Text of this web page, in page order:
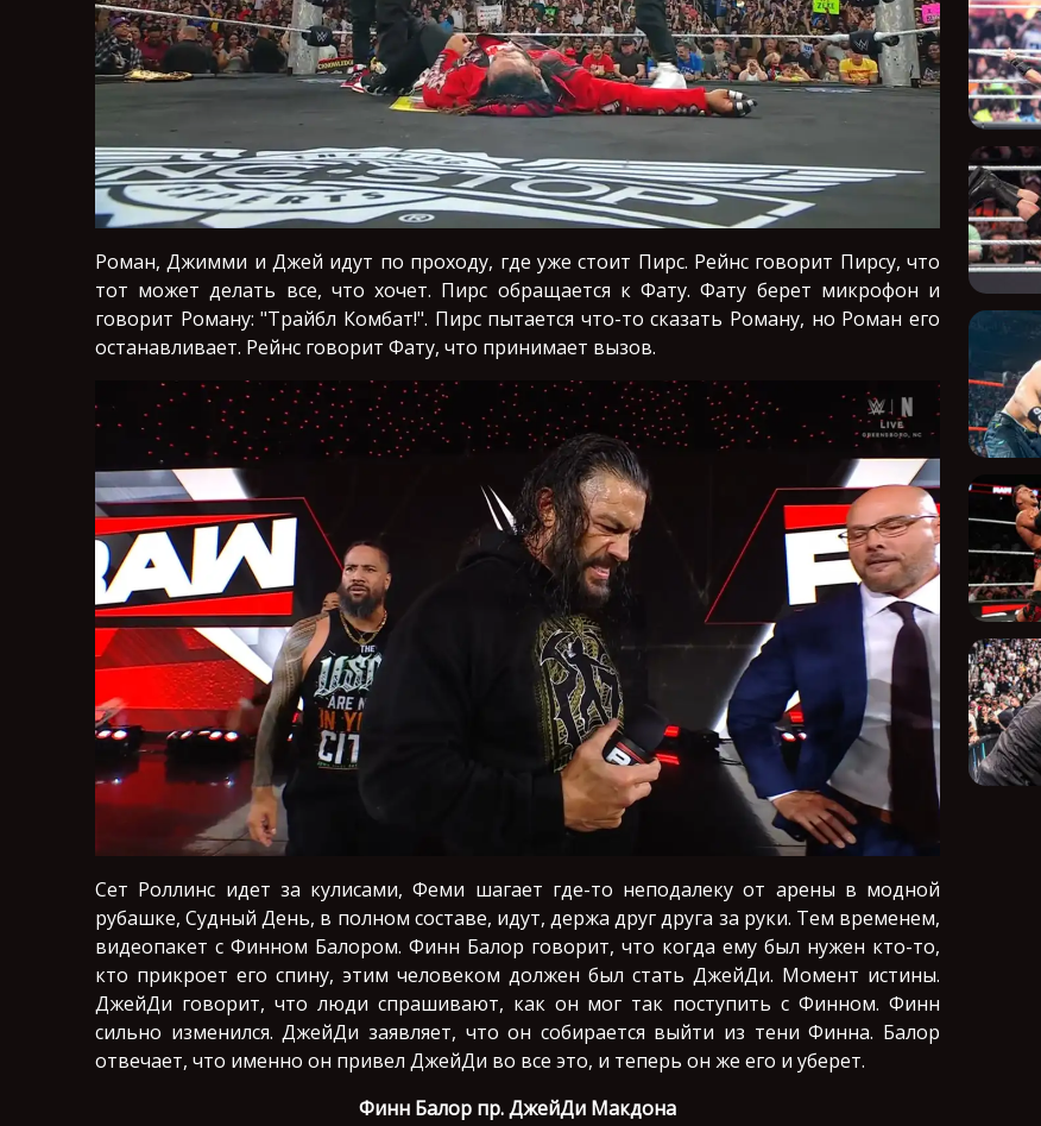
Роман, Джимми и Джей идут по проходу, где уже стоит Пирс. Рейнс говорит Пирсу, что
тот может делать все, что хочет. Пирс обращается к Фату. Фату берет микрофон и
говорит Роману: "Трайбл Комбат!". Пирс пытается что-то сказать Роману, но Роман его
останавливает. Рейнс говорит Фату, что принимает вызов.
Сет Роллинс идет за кулисами, Феми шагает где-то неподалеку от арены в модной
рубашке, Судный День, в полном составе, идут, держа друг друга за руки. Тем временем,
видеопакет с Финном Балором. Финн Балор говорит, что когда ему был нужен кто-то,
кто прикроет его спину, этим человеком должен был стать ДжейДи. Момент истины.
ДжейДи говорит, что люди спрашивают, как он мог так поступить с Финном. Финн
сильно изменился. ДжейДи заявляет, что он собирается выйти из тени Финна. Балор
отвечает, что именно он привел ДжейДи во все это, и теперь он же его и уберет.
Финн Балор пр. ДжейДи Макдона